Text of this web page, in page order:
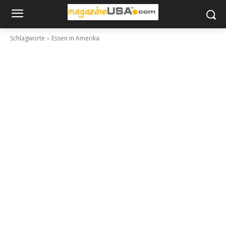
Schlagworte Essen in Amerika